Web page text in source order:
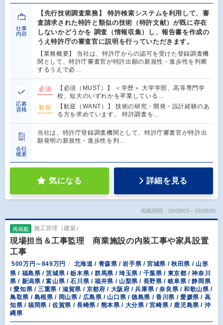
仕事
内容
【先行技術調査業務】 特許検索システムを利用して、審
査請求された特許と類似の技術（特許文献）が既に存在
しないかどうかを 調査（情報収集）し、報告書を作成の
うえ特許庁の審査官に説明を行っていただきます。
【業務概要】 当社は、特許庁からの認可を受けた登録調査機
関として、特許庁審査官が特許出願の新規性・進歩性を判断
するうえで必…
応募
資格
必須
【必須（MUST）】 ＜学歴＞ 大学学部、高等専門学
校、短大のいずれかを卒業している…
歓迎
【歓迎（WANT）】 技術の研究・開発・設計経験のあ
る方を求めています。 特許調査を…
会社
概要
当社は、特許庁登録調査機関として、特許庁審査官が特許出
願発明の新規性・進歩性を判…
気になる 詳細を見る
掲載期間：26/08/03～26/08/30
再掲載 施工管理（建築）
現場担当＆工事監理 商業施設の内装工事や家具設置
工事
500万円～849万円
北海道 / 青森県 / 岩手県 / 宮城県 / 秋田県 / 山形
県 / 福島県 / 茨城県 / 栃木県 / 群馬県 / 埼玉県 / 千葉県 / 東京都 / 神奈川
県 / 新潟県 / 富山県 / 石川県 / 福井県 / 山梨県 / 長野県 / 岐阜県 / 静岡県
/ 愛知県 / 三重県 / 滋賀県 / 京都府 / 大阪府 / 兵庫県 / 奈良県 / 和歌山県 /
鳥取県 / 島根県 / 岡山県 / 広島県 / 山口県 / 徳島県 / 香川県 / 愛媛県 / 高
知県 / 福岡県 / 佐賀県 / 長崎県 / 熊本県 / 大分県 / 宮崎県 / 鹿児島県 / 沖
縄県